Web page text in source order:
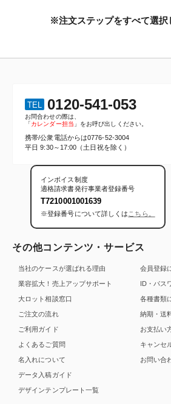
※注文ステップをすべて選択
TEL 0120-541-053
お問合わせの際は、
「カレンダー担当 」をお呼び出しください。
携帯/公衆電話からは0776-52-3004
平日 9:30～17:00（土日祝を除く）
インボイス制度
適格請求書発行事業者登録番号
T7210001001639
※登録番号について詳しくは こちら。
その他コンテンツ・サービス
当社のケースが選ばれる理由
業容拡大！売上アップサポート
大ロット相談窓口
ご注文の流れ
ご利用ガイド
よくあるご質問
名入れについて
データ入稿ガイド
デザインテンプレート一覧
会員登録
ID・パス
各種書類
納期・送
お支払い
キャンセ
お問い合